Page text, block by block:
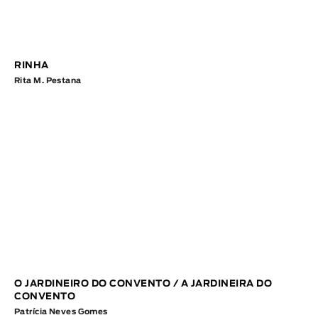
RINHA
Rita M. Pestana
O JARDINEIRO DO CONVENTO / A JARDINEIRA DO
CONVENTO
Patrícia Neves Gomes